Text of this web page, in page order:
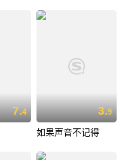
7.4 3.9
如果声音不记得